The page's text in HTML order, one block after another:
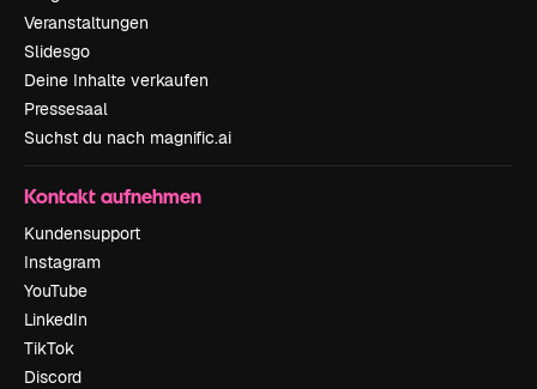
Veranstaltungen
Slidesgo
Deine Inhalte verkaufen
Pressesaal
Suchst du nach magnific.ai
Kontakt aufnehmen
Kundensupport
Instagram
YouTube
LinkedIn
TikTok
Discord